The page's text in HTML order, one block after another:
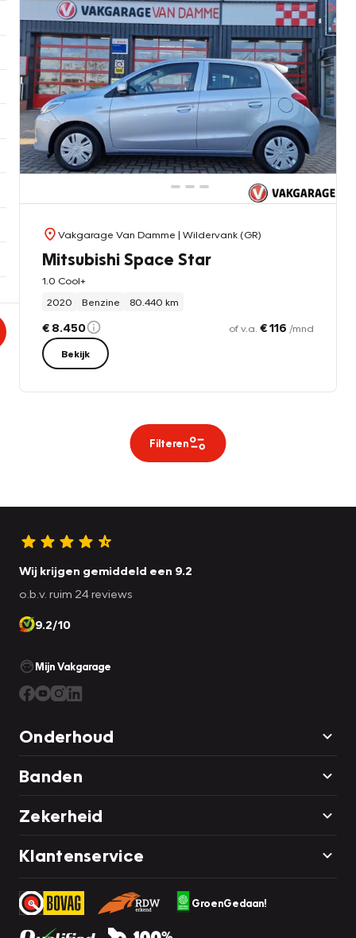
Vakgarage Van Damme | Wildervank (GR)
Mitsubishi Space Star
1.0 Cool+
2020
Benzine 80.440 km
€ 8.450 of v.a. € 116 /mnd
Bekijk
Filteren
Wij krijgen gemiddeld een 9.2
o.b.v. ruim 24 reviews
9.2/10
Mijn Vakgarage
Onderhoud
Banden
Zekerheid
Klantenservice
GroenGedaan!